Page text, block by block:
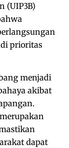
(UIP3B)
prioritas
menjadi
akibat
dapat